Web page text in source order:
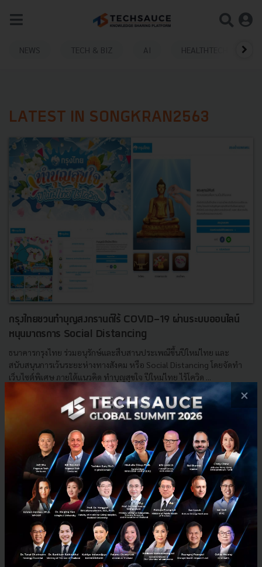
NEWS TECH & BIZ AI HEALTHTECH
LATEST IN SONGKRAN2563
กรุงไทยชวนทำบุญสงกรานต์ไร้ COVID-19 ผ่านระบบออนไลน์
หนุนมาตรการ Social Distancing
ธนาคารกรุงไทย ร่วมอนุรักษ์และสืบสานประเพณีขึ้นปีใหม่ไทย และ
สนับสนุนการเว้นระยะห่างทางสังคม หรือ Social Distancing โดยจัดทำ
เว็บไซต์พิเศษ ภายใต้แนวคิด ทำบุญสุขใจ ปีใหม่ไทย ไร้โควิด ...
| ByTechsauce Team
songkran2563 krungthai-bank Social Distancing
E-mail :contact@techsauce.co
Tel : 02-001-5375
Mobile : 06-4658-9500
×